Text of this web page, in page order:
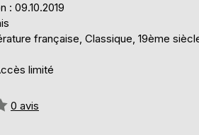
: 09.10.2019
française, Classique, 19ème
limité
0 avis